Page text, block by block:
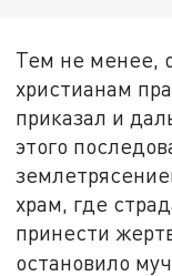
Тем не менее,
христианам
приказал и
этого
храм, где
принести
остановило